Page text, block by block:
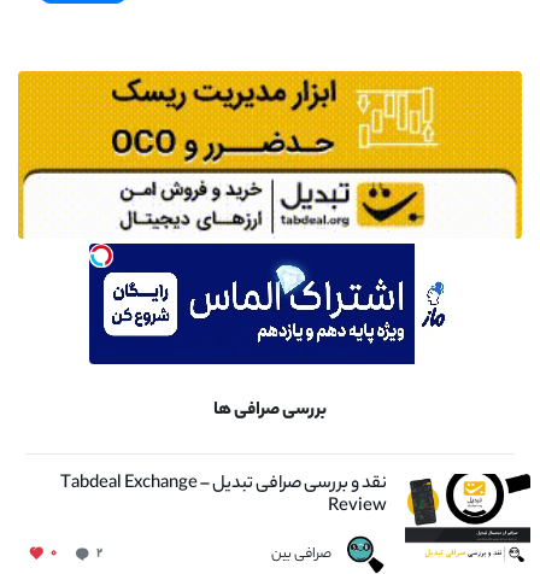
بررسی صرافی ها
نقد و بررسی صرافی تبدیل – Tabdeal Exchange
Review
صرافی بین ۲ ۰